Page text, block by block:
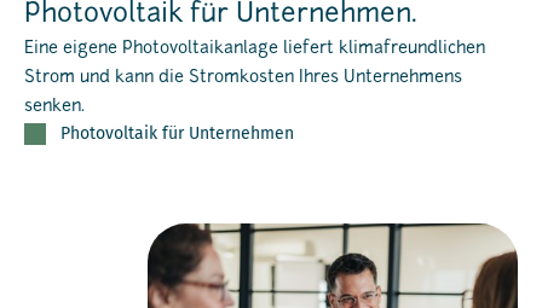
Photovoltaik für Unternehmen.
Eine eigene Photovoltaikanlage liefert klimafreundlichen
Strom und kann die Stromkosten Ihres Unternehmens
senken.
Photovoltaik für Unternehmen